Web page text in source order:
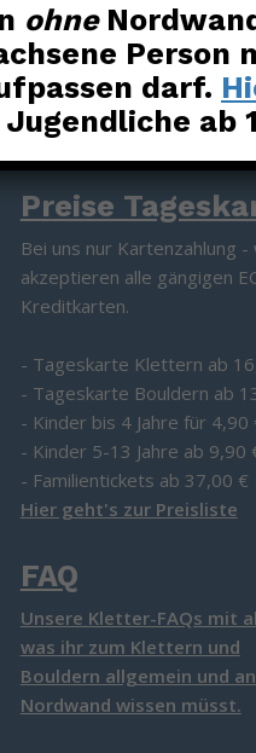
Preise
Bei uns nur Kartenzahlung -
akzeptieren alle gängigen
Kreditkarten.
- Tageskarte Klettern ab
- Tageskarte Bouldern ab
- Kinder bis 4 Jahre für 4,90
- Kinder 5-13 Jahre ab 9,90
- Familientickets ab 37,00 €
Hier geht's zur Preisliste
FAQ
Unsere Kletter-FAQs mit
was ihr zum Klettern und
Bouldern allgemein und
Nordwand wissen müsst.
ohne
Person
darf.
ab